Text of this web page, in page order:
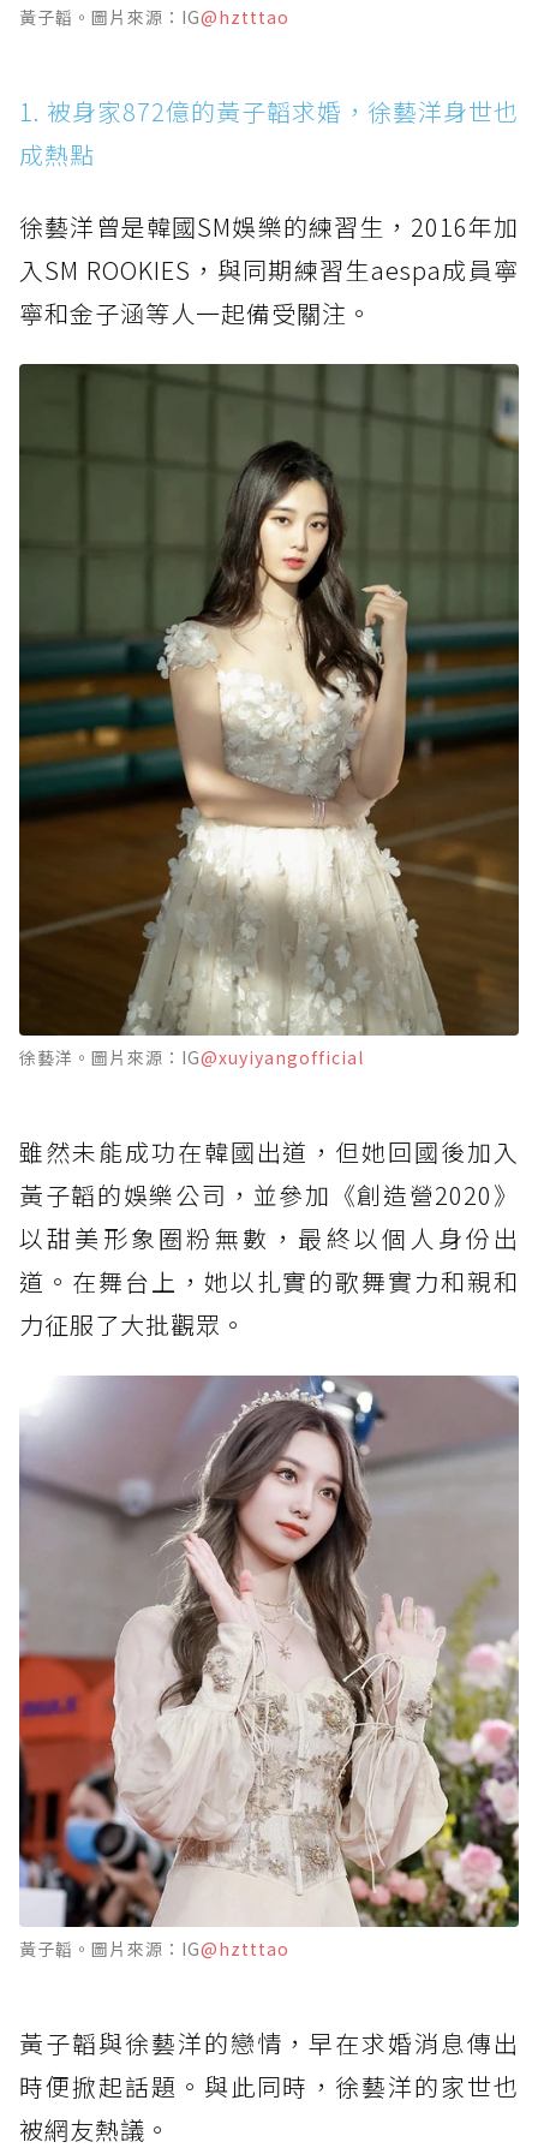
黃子韜。圖片來源：IG@hztttao
1. 被身家872億的黃子韜求婚，徐藝洋身世也
成熱點
徐藝洋曾是韓國SM娛樂的練習生，2016年加
入SM ROOKIES，與同期練習生aespa成員寧
寧和金子涵等人一起備受關注。
徐藝洋。圖片來源：IG@xuyiyangofficial
雖然未能成功在韓國出道，但她回國後加入
黃子韜的娛樂公司，並參加《創造營2020》
以甜美形象圈粉無數，最終以個人身份出
道。在舞台上，她以扎實的歌舞實力和親和
力征服了大批觀眾。
黃子韜。圖片來源：IG@hztttao
黃子韜與徐藝洋的戀情，早在求婚消息傳出
時便掀起話題。與此同時，徐藝洋的家世也
被網友熱議。